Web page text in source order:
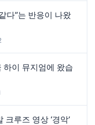
다”는 반응이 나왔
하이 뮤지엄에 왔습
루즈 영상 ‘경악’